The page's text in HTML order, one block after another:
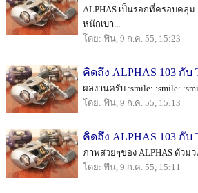
ALPHAS เป็นรอกที่ครอบคลุ
หนักเบา...
โดย: ฟิน, 9 ก.ค. 55, 15:23
คิดถึง ALPHAS 103 กั
ผลงานครับ :smile: :smile:
โดย: ฟิน, 9 ก.ค. 55, 15:13
คิดถึง ALPHAS 103 กั
ภาพสวยๆของ ALPHAS ตัวม่ว
โดย: ฟิน, 9 ก.ค. 55, 15:11